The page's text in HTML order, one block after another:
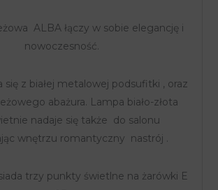
ALBA łączy w sobie elegancję i
nowoczesność.
się z białej metalowej podsufitki , oraz
abażura. Lampa biało-złota
nadaje się także do salonu
wnętrzu romantyczny nastrój .
trzy punkty świetlne na żarówki E